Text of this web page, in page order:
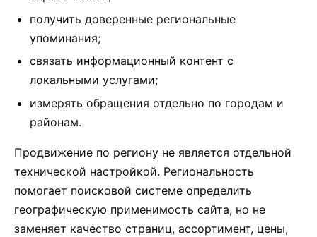
получить доверенные региональные
упоминания;
связать информационный контент с
локальными услугами;
измерять обращения отдельно по городам и
районам.
Продвижение по региону не является отдельной
технической настройкой. Региональность
помогает поисковой системе определить
географическую применимость сайта, но не
заменяет качество страниц, ассортимент, цены,